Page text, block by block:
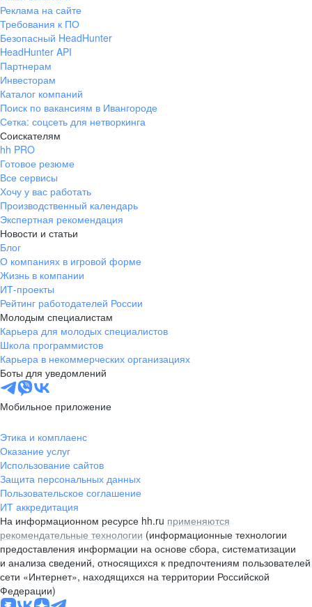
Реклама на сайте
Требования к ПО
Безопасный HeadHunter
HeadHunter API
Партнерам
Инвесторам
Каталог компаний
Поиск по вакансиям в Ивангороде
Сетка: соцсеть для нетворкинга
Соискателям
hh PRO
Готовое резюме
Все сервисы
Хочу у вас работать
Производственный календарь
Экспертная рекомендация
Новости и статьи
Блог
О компаниях в игровой форме
Жизнь в компании
ИТ-проекты
Рейтинг работодателей России
Молодым специалистам
Карьера для молодых специалистов
Школа программистов
Карьера в некоммерческих организациях
Боты для уведомлений
Мобильное приложение
Этика и комплаенс
Оказание услуг
Использование сайтов
Защита персональных данных
Пользовательское соглашение
ИТ аккредитация
На информационном ресурсе hh.ru применяются
рекомендательные технологии (информационные технологии
предоставления информации на основе сбора, систематизации
и анализа сведений, относящихся к предпочтениям пользователей
сети «Интернет», находящихся на территории Российской
Федерации)